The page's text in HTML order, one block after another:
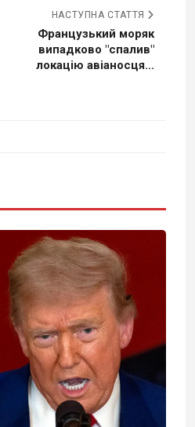
НАСТУПНА СТАТТЯ
Французький моряк
випадково "спалив"
локацію авіаносця...